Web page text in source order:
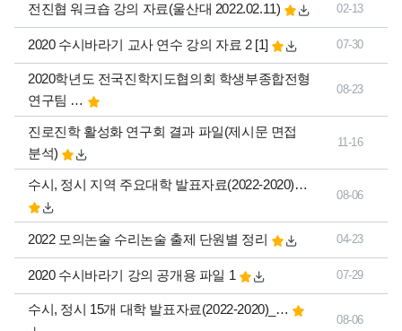
전진협 워크숍 강의 자료(울산대 2022.02.11) 02-13
2020 수시바라기 교사 연수 강의 자료 2 댓글
[1]개 07-30
2020학년도 전국진학지도협의회 학생부종합전형
연구팀 …
08-23
진로진학 활성화 연구회 결과 파일(제시문 면접
분석)
11-16
수시, 정시 지역 주요대학 발표자료(2022-2020)…
08-06
2022 모의논술 수리논술 출제 단원별 정리 04-23
2020 수시바라기 강의 공개용 파일 1 07-29
수시, 정시 15개 대학 발표자료(2022-2020)_…
08-06